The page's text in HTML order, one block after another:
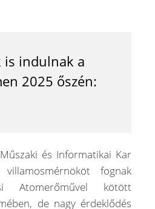
is indulnak a
2025 őszén:
és Informatikai Kar
fognak
Atomerőművel kötött
de nagy érdeklődés